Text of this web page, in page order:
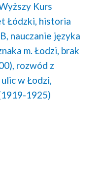
Kurs
Łódzki, historia
nauczanie języka
m. Łodzi, brak
rozwód z
w Łodzi,
1925)